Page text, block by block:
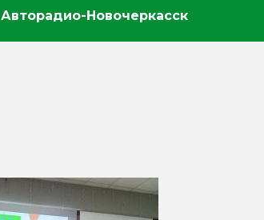
Авторадио-Новочеркасск